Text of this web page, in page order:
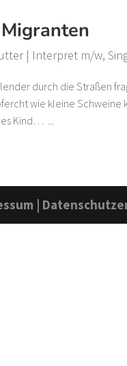
| Interpret m/w,
durch die Straßen
wie kleine Schweine
Kind… ...
|